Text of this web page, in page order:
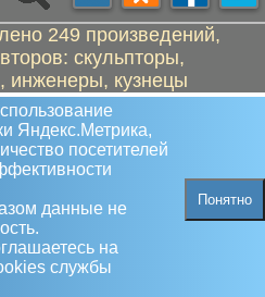
249 произведений,
скульпторы,
инженеры, кузнецы
Яндекс.Метрика,
посетителей
данные не
на
службы
Понятно